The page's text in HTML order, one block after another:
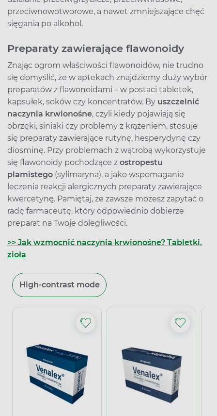
przeciwnowotworowe, a nawet zmniejszające chęć
sięgania po alkohol.
Preparaty zawierające flawonoidy
Znając ogrom właściwości flawonoidów, nie trudno
się domyślić, że w aptekach znajdziemy duży wybór
preparatów z flawonoidami – w postaci tabletek,
kapsułek, soków czy koncentratów. By uszczelnić
naczynia krwionośne, czyli kiedy pojawiają się
obrzęki, siniaki czy problemy z krążeniem, stosuje
się preparaty zawierające rutynę, hesperydynę czy
diosminę. Przy problemach z wątrobą wykorzystuje
się flawonoidy pochodzące z ostropestu
plamistego (sylimaryna), a jako wspomaganie
leczenia reakcji alergicznych preparaty zawierające
kwercetynę. Pamiętaj, że zawsze możesz zapytać o
radę farmaceutę, który odpowiednio dobierze
preparat na Twoje dolegliwości.
>> Jak wzmocnić naczynia krwionośne? Tabletki,
zioła
High-contrast mode